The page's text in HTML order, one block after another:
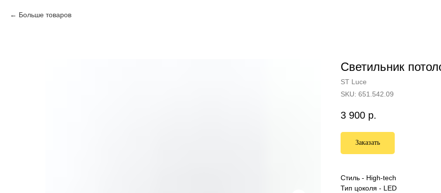
Больше товаров
Светильник
ST Luce
SKU: 651.542.09
3 900 р.
Заказать
Стиль - High-tech
Тип цоколя - LED